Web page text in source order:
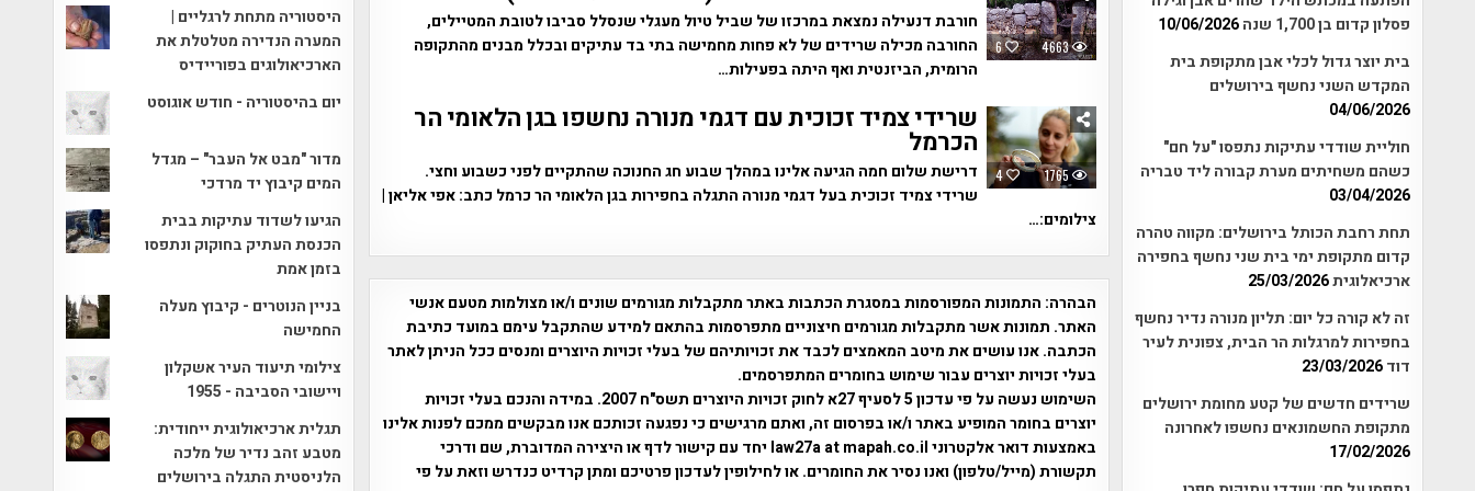
6 4663
חורבת דנעילה נמצאת במרכזו של שביל טיול מעגלי שנסלל סביבו לטובת המטיילים,
החורבה מכילה שרידים של לא פחות מחמישה בתי בד עתיקים ובכלל מבנים מהתקופה
הרומית, הביזנטית ואף היתה בפעילות…
4 1765
שרידי צמיד זכוכית עם דגמי מנורה נחשפו בגן הלאומי הר
הכרמל
דרישת שלום חמה הגיעה אלינו במהלך שבוע חג החנוכה שהתקיים לפני כשבוע וחצי.
שרידי צמיד זכוכית בעל דגמי מנורה התגלה בחפירות בגן הלאומי הר כרמל כתב: אפי אליאן |
צילומים:…
הבהרה: התמונות המפורסמות במסגרת הכתבות באתר מתקבלות מגורמים שונים ו/או מצולמות מטעם אנשי
האתר. תמונות אשר מתקבלות מגורמים חיצוניים מתפרסמות בהתאם למידע שהתקבל עימם במועד כתיבת
הכתבה. אנו עושים את מיטב המאמצים לכבד את זכויותיהם של בעלי זכויות היוצרים ומנסים ככל הניתן לאתר
בעלי זכויות יוצרים עבור שימוש בחומרים המתפרסמים.
השימוש נעשה על פי עדכון 5 לסעיף 27א לחוק זכויות היוצרים תשס"ח 2007. במידה והנכם בעלי זכויות
יוצרים בחומר המופיע באתר ו/או בפרסום זה, ואתם מרגישים כי נפגעה זכותכם אנו מבקשים ממכם לפנות אלינו
באמצעות דואר אלקטרוני law27a at mapah.co.il יחד עם קישור לדף או היצירה המדוברת, שם ודרכי
תקשורת (מייל/טלפון) ואנו נסיר את החומרים. או לחילופין לעדכון פרטיכם ומתן קרדיט כנדרש וזאת על פי
פסלון קדום בן 1,700 שנה
10/06/2026
בית יוצר גדול לכלי אבן מתקופת בית
המקדש השני נחשף בירושלים
04/06/2026
חוליית שודדי עתיקות נתפסו "על חם"
כשהם משחיתים מערת קבורה ליד טבריה
03/04/2026
תחת רחבת הכותל בירושלים: מקווה טהרה
קדום מתקופת ימי בית שני נחשף בחפירה
ארכיאלוגית25/03/2026
זה לא קורה כל יום: תליון מנורה נדיר נחשף
בחפירות למרגלות הר הבית, צפונית לעיר
דוד23/03/2026
שרידים חדשים של קטע מחומת ירושלים
מתקופת החשמונאים נחשפו לאחרונה
17/02/2026
היסטוריה מתחת לרגליים |
המערה הנדירה מטלטלת את
הארכיאולוגים בפוריידיס
יום בהיסטוריה - חודש אוגוסט
מדור "מבט אל העבר" – מגדל
המים קיבוץ יד מרדכי
הגיעו לשדוד עתיקות בבית
הכנסת העתיק בחוקוק ונתפסו
בזמן אמת
בניין הנוטרים - קיבוץ מעלה
החמישה
צילומי תיעוד העיר אשקלון
ויישובי הסביבה - 1955
תגלית ארכיאולוגית ייחודית:
מטבע זהב נדיר של מלכה
הלניסטית התגלה בירושלים